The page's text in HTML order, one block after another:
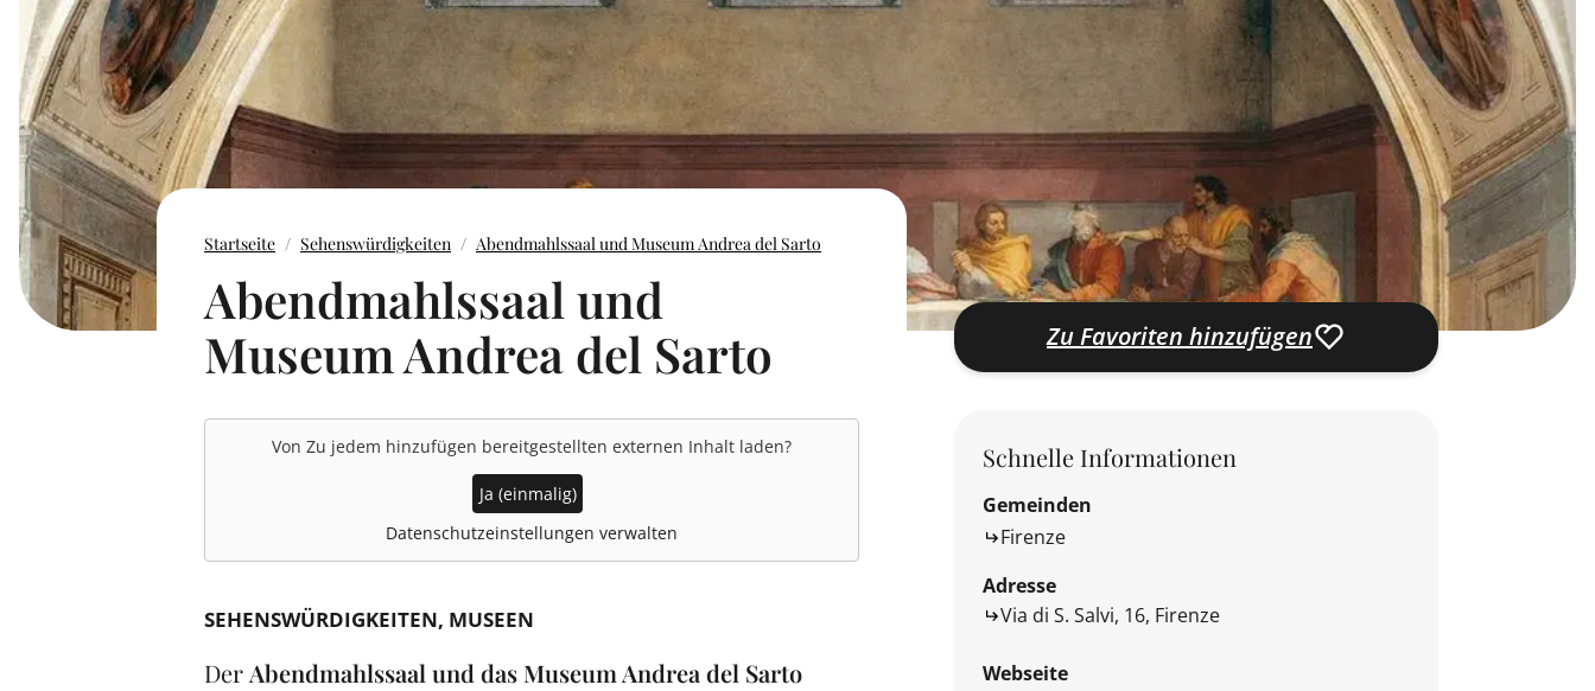
Startseite Sehenswürdigkeiten Abendmahlssaal und Museum Andrea del Sarto
Abendmahlssaal und
Museum Andrea del Sarto
Von Zu jedem hinzufügen bereitgestellten externen Inhalt laden?
Ja (einmalig)
Datenschutzeinstellungen verwalten
SEHENSWÜRDIGKEITEN MUSEEN
DerAbendmahlssaal und das Museum Andrea del Sarto
Zu Favoriten hinzufügen
Schnelle Informationen
Gemeinden
Firenze
Adresse
Via di S. Salvi, 16, Firenze
Webseite